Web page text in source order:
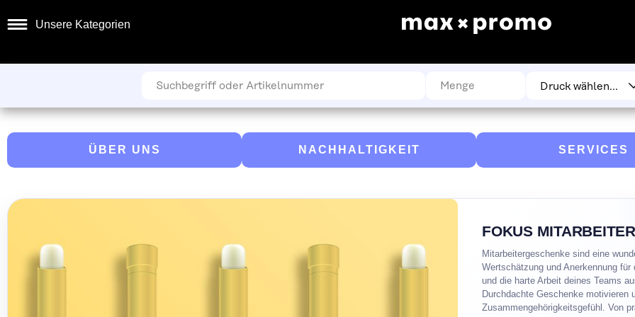
Unsere Kategorien
ÜBER UNS NACHHALTIGKEIT SERVICES
FOKUS MITARBEITER
Mitarbeitergeschenke sind eine
Wertschätzung und Anerkennung für
und die harte Arbeit deines Teams
Durchdachte Geschenke motivieren
Zusammengehörigkeitsgefühl. Von